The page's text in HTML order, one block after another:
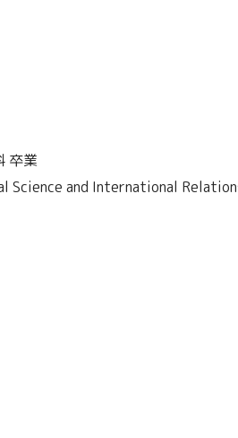
卒業
Science and International